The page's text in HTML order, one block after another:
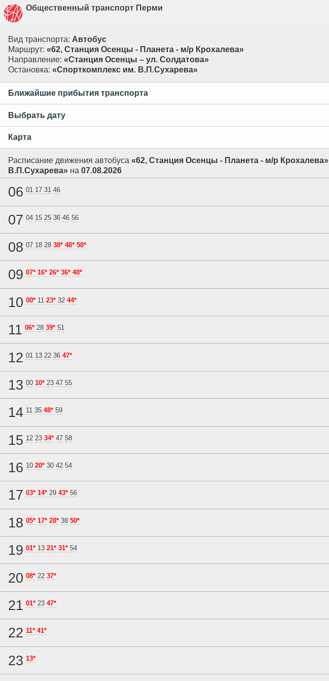
Общественный транспорт Перми
Вид транспорта: Автобус
Маршрут: «62, Станция Осенцы - Планета - м/р Крохалева»
Направление: «Станция Осенцы – ул. Солдатова»
Остановка: «Спорткомплекс им. В.П.Сухарева»
Ближайшие прибытия транспорта
Выбрать дату
Карта
Расписание движения автобуса «62, Станция Осенцы - Планета - м/р Крохалева»
В.П.Сухарева» на 07.08.2026
06 01 17 31 46
07 04 15 25 36 46 56
08 07 18 28 38* 48* 58*
09 07* 16* 26* 36* 48*
10 00* 11 23* 32 44*
11 06* 28 39* 51
12 01 13 22 36 47*
13 00 10* 23 47 55
14 11 35 48* 59
15 12 23 34* 47 58
16 10 20* 30 42 54
17 03* 14* 29 43* 56
18 05* 17* 28* 38 50*
19 01* 13 21* 31* 54
20 08* 22 37*
21 01* 23 47*
22 11* 41*
23 13*